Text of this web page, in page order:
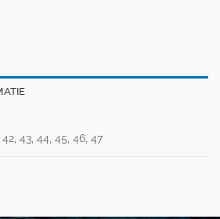
42, 43, 44, 45, 46, 47